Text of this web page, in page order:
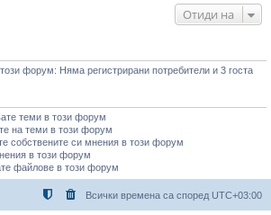
Отиди на
форум: Няма регистрирани потребители и 3 госта
теми в този форум
на теми в този форум
собствените си мнения в този форум
в този форум
файлове в този форум
Всички времена са според UTC+03:00